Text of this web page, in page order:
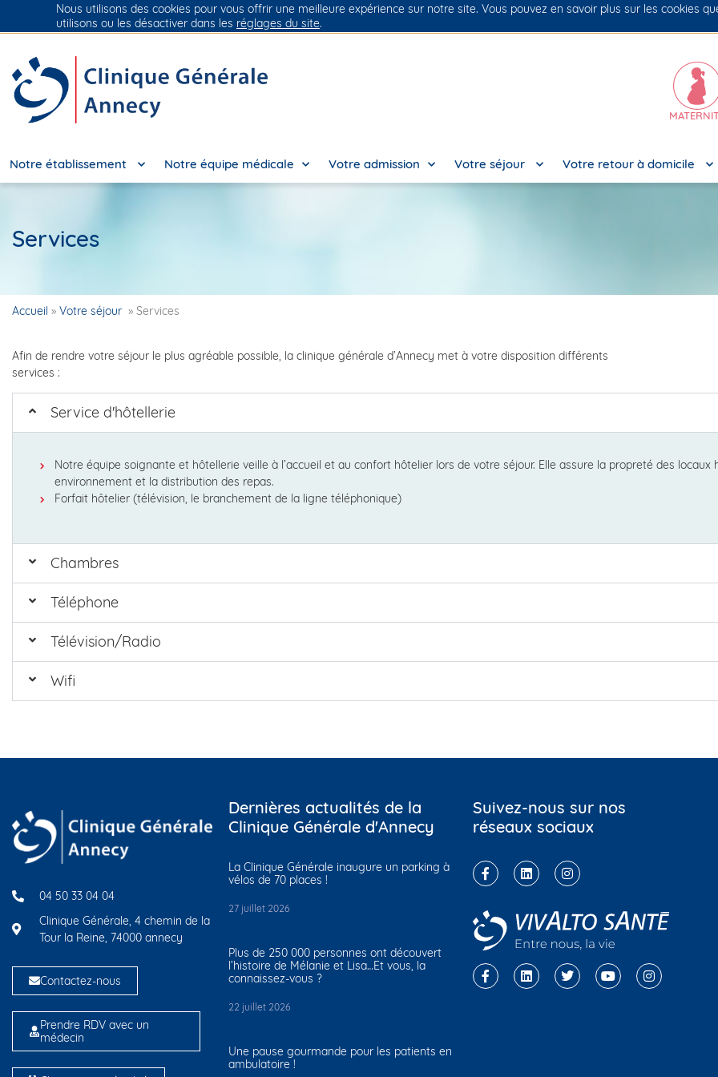
Groupe Vivalto Santé Entre nous, la vie
Notre établissement Notre équipe médicale Votre admission Votre séjour Votre retour à domicile
Services
Accueil » Votre séjour » Services
Afin de rendre votre séjour le plus agréable possible, la clinique générale d’Annecy met à votre disposition différents
services :
Service d'hôtellerie
Notre équipe soignante et hôtellerie veille à l’accueil et au confort hôtelier lors de votre séjour. Elle assure la propreté des locaux
environnement et la distribution des repas.
Forfait hôtelier (télévision, le branchement de la ligne téléphonique)
Chambres
Téléphone
Télévision/Radio
Wifi
04 50 33 04 04
Clinique Générale, 4 chemin de la
Tour la Reine, 74000 annecy
Contactez-nous
Prendre RDV avec un
médecin
Dernières actualités de la
Clinique Générale d'Annecy
La Clinique Générale inaugure un parking à
vélos de 70 places !
27 juillet 2026
Plus de 250 000 personnes ont découvert
l’histoire de Mélanie et Lisa…Et vous, la
connaissez-vous ?
22 juillet 2026
Une pause gourmande pour les patients en
ambulatoire !
Suivez-nous sur nos
réseaux sociaux
Nous utilisons des cookies pour vous offrir une meilleure expérience sur notre site. Vous pouvez en savoir plus sur les cookies
utilisons ou les désactiver dans les réglages du site.